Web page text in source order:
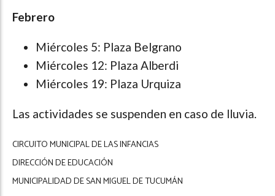
Febrero
Miércoles 5: Plaza Belgrano
Miércoles 12: Plaza Alberdi
Miércoles 19: Plaza Urquiza
Las actividades se suspenden en caso de lluvia.
CIRCUITO MUNICIPAL DE LAS INFANCIAS
DIRECCIÓN DE EDUCACIÓN
MUNICIPALIDAD DE SAN MIGUEL DE TUCUMÁN